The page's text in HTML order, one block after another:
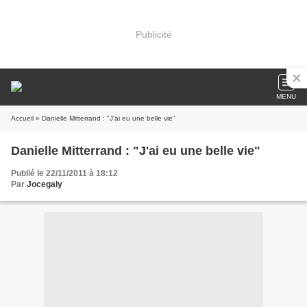
Publicité
MENU
Accueil » Danielle Mitterrand : "J'ai eu une belle vie"
Danielle Mitterrand : "J'ai eu une belle vie"
Publié le 22/11/2011 à 18:12
Par Jocegaly